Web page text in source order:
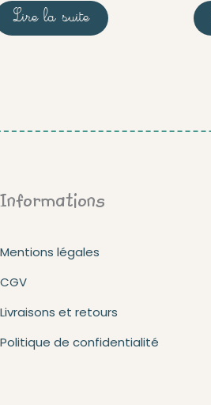
Lire la suite
Informations
Mentions légales
CGV
Livraisons et retours
Politique de confidentialité